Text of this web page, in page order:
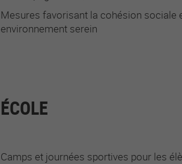
Mesures favorisant la cohésion sociale
environnement serein
ÉCOLE
Camps et journées sportives pour les